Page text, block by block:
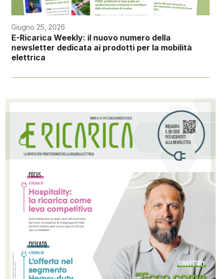
Giugno 25, 2026
E-Ricarica Weekly: il nuovo numero della
newsletter dedicata ai prodotti per la mobilità
elettrica